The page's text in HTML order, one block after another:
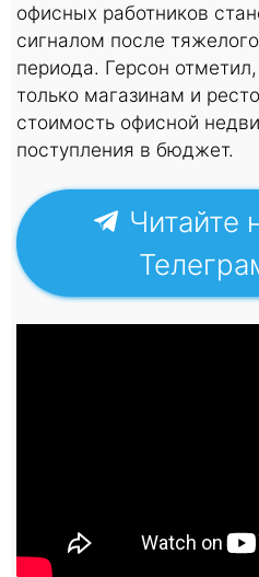
офисных работников
сигналом после
периода. Герсон
только магазинам и
стоимость офисной
поступления в бюджет.
Читайте